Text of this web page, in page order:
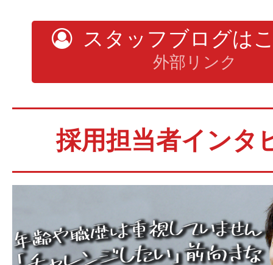
スタッフブログは
外部リンク
採用担当者インタ